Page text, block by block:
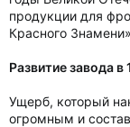
продукции для
Красного
Развитие завода в
Ущерб, который
огромным и